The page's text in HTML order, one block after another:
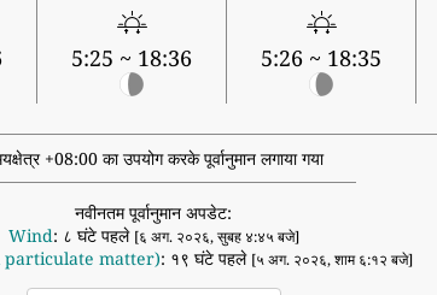
5:25 ~ 18:36 5:26 ~ 18:35
+08:00 का उपयोग करके पूर्वानुमान लगाया गया
नवीनतम पूर्वानुमान अपडेट:
Wind: ८ घंटे पहले [६ अग. २०२६, सुबह ४:४५ बजे]
particulate matter): १९ घंटे पहले [५ अग. २०२६, शाम ६:१२ बजे]